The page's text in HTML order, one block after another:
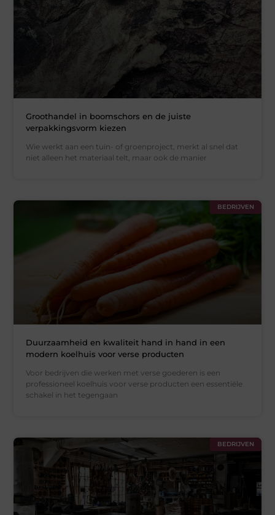
Groothandel in boomschors en de juiste
verpakkingsvorm kiezen
Wie werkt aan een tuin- of groenproject, merkt al snel dat
niet alleen het materiaal telt, maar ook de manier
BEDRIJVEN
Duurzaamheid en kwaliteit hand in hand in een
modern koelhuis voor verse producten
Voor bedrijven die werken met verse goederen is een
professioneel koelhuis voor verse producten een essentiële
schakel in het tegengaan
BEDRIJVEN